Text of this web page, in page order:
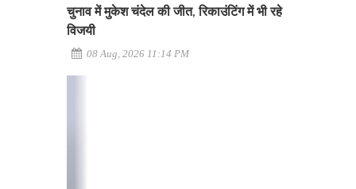
चुनाव में मुकेश चंदेल की जीत, रिकाउंटिंग में भी रहे
विजयी
08 Aug, 2026 11:14 PM